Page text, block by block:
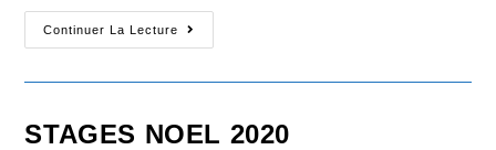
Continuer La Lecture
FEVRIER
STAGES NOEL 2020